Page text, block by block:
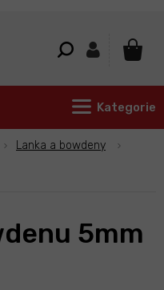
Kategorie
Lanka a bowdeny
5mm